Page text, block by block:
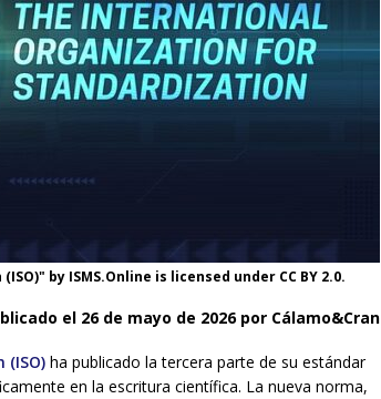
by ISMS.Online is licensed under CC BY 2.0.
el 26 de mayo de 2026 por Cálamo&Cran
ha publicado la tercera parte de su estándar
en la escritura científica. La nueva norma,